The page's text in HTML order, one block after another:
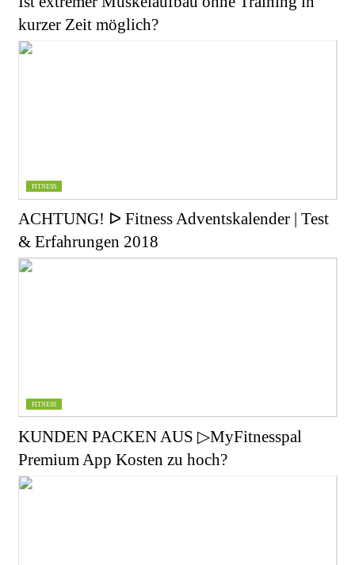
kurzer Zeit möglich?
FITNESS
ACHTUNG! ᐅ Fitness Adventskalender | Test
& Erfahrungen 2018
FITNESS
KUNDEN PACKEN AUS ▷MyFitnesspal
Premium App Kosten zu hoch?